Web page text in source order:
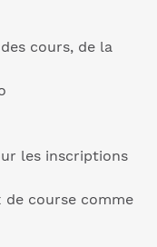
cours, de la
les inscriptions
de course comme